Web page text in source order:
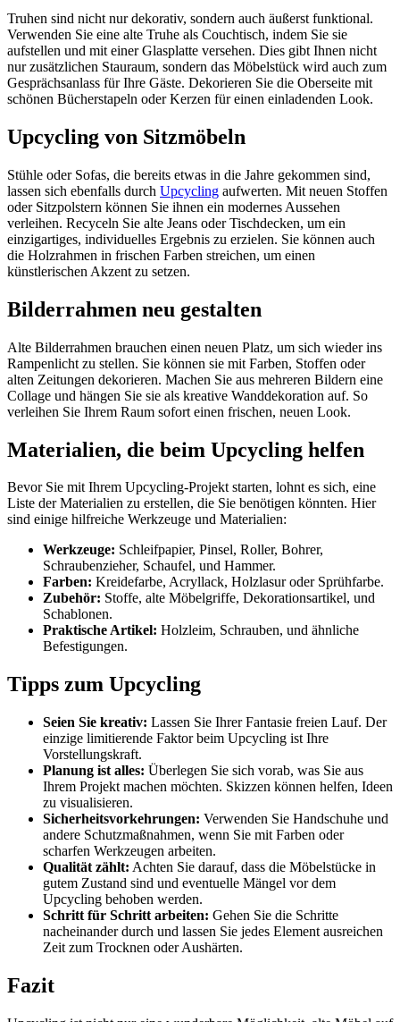
Truhen sind nicht nur dekorativ, sondern auch äußerst funktional.
Verwenden Sie eine alte Truhe als Couchtisch, indem Sie sie
aufstellen und mit einer Glasplatte versehen. Dies gibt Ihnen nicht
nur zusätzlichen Stauraum, sondern das Möbelstück wird auch zum
Gesprächsanlass für Ihre Gäste. Dekorieren Sie die Oberseite mit
schönen Bücherstapeln oder Kerzen für einen einladenden Look.
Upcycling von Sitzmöbeln
Stühle oder Sofas, die bereits etwas in die Jahre gekommen sind,
lassen sich ebenfalls durch Upcycling aufwerten. Mit neuen Stoffen
oder Sitzpolstern können Sie ihnen ein modernes Aussehen
verleihen. Recyceln Sie alte Jeans oder Tischdecken, um ein
einzigartiges, individuelles Ergebnis zu erzielen. Sie können auch
die Holzrahmen in frischen Farben streichen, um einen
künstlerischen Akzent zu setzen.
Bilderrahmen neu gestalten
Alte Bilderrahmen brauchen einen neuen Platz, um sich wieder ins
Rampenlicht zu stellen. Sie können sie mit Farben, Stoffen oder
alten Zeitungen dekorieren. Machen Sie aus mehreren Bildern eine
Collage und hängen Sie sie als kreative Wanddekoration auf. So
verleihen Sie Ihrem Raum sofort einen frischen, neuen Look.
Materialien, die beim Upcycling helfen
Bevor Sie mit Ihrem Upcycling-Projekt starten, lohnt es sich, eine
Liste der Materialien zu erstellen, die Sie benötigen könnten. Hier
sind einige hilfreiche Werkzeuge und Materialien:
Werkzeuge: Schleifpapier, Pinsel, Roller, Bohrer,
Schraubenzieher, Schaufel, und Hammer.
Farben: Kreidefarbe, Acryllack, Holzlasur oder Sprühfarbe.
Zubehör: Stoffe, alte Möbelgriffe, Dekorationsartikel, und
Schablonen.
Praktische Artikel: Holzleim, Schrauben, und ähnliche
Befestigungen.
Tipps zum Upcycling
Seien Sie kreativ: Lassen Sie Ihrer Fantasie freien Lauf. Der
einzige limitierende Faktor beim Upcycling ist Ihre
Vorstellungskraft.
Planung ist alles: Überlegen Sie sich vorab, was Sie aus
Ihrem Projekt machen möchten. Skizzen können helfen, Ideen
zu visualisieren.
Sicherheitsvorkehrungen: Verwenden Sie Handschuhe und
andere Schutzmaßnahmen, wenn Sie mit Farben oder
scharfen Werkzeugen arbeiten.
Qualität zählt: Achten Sie darauf, dass die Möbelstücke in
gutem Zustand sind und eventuelle Mängel vor dem
Upcycling behoben werden.
Schritt für Schritt arbeiten: Gehen Sie die Schritte
nacheinander durch und lassen Sie jedes Element ausreichen
Zeit zum Trocknen oder Aushärten.
Fazit